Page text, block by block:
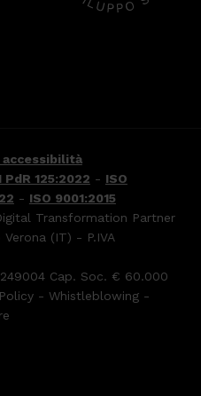
accessibilità
PdR 125:2022 - ISO
- ISO 9001:2015
Transformation Partner
Verona (IT) - P.IVA
Cap. Soc. € 60.000
- Whistleblowing-